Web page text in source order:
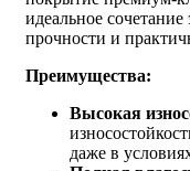
идеальное сочетание
прочности и
Преимущества:
Высокая
даже в